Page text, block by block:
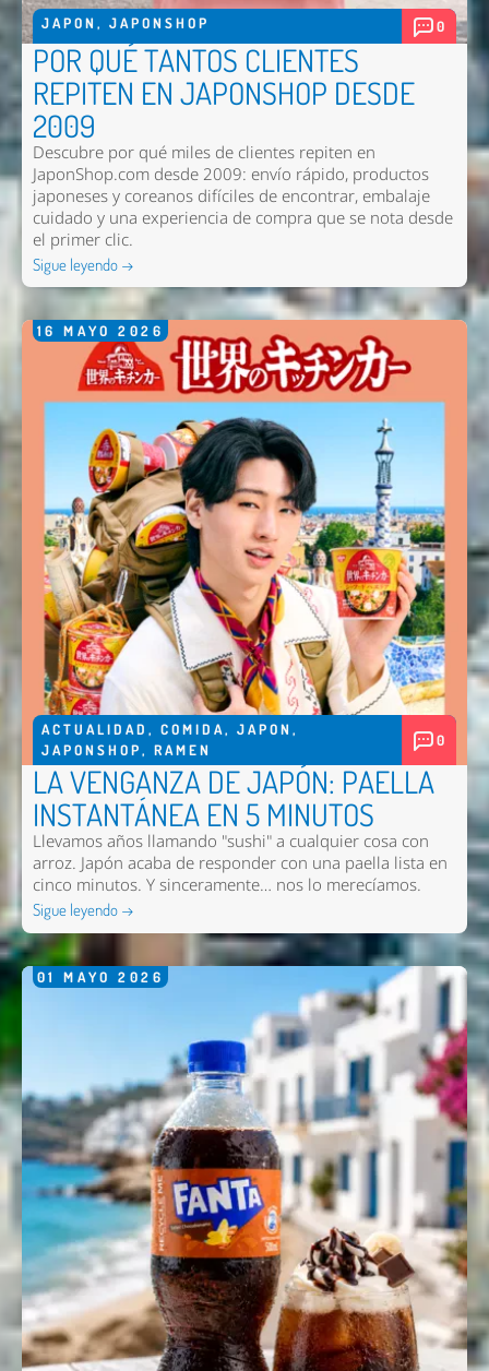
JAPON , JAPONSHOP 0
POR QUÉ TANTOS CLIENTES
REPITEN EN JAPONSHOP DESDE
2009
Descubre por qué miles de clientes repiten en
JaponShop.com desde 2009: envío rápido, productos
japoneses y coreanos difíciles de encontrar, embalaje
cuidado y una experiencia de compra que se nota desde
el primer clic.
Sigue leyendo →
16 MAYO 2026
ACTUALIDAD , COMIDA, JAPON ,
JAPONSHOP, RAMEN
0
LA VENGANZA DE JAPÓN: PAELLA
INSTANTÁNEA EN 5 MINUTOS
Llevamos años llamando "sushi" a cualquier cosa con
arroz. Japón acaba de responder con una paella lista en
cinco minutos. Y sinceramente… nos lo merecíamos.
Sigue leyendo →
01 MAYO 2026